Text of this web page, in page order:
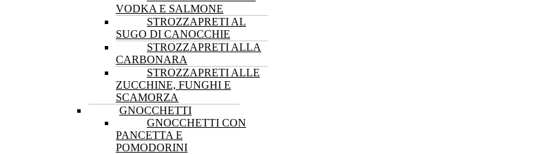
VODKA E SALMONE
STROZZAPRETI AL
SUGO DI CANOCCHIE
STROZZAPRETI ALLA
CARBONARA
STROZZAPRETI ALLE
ZUCCHINE, FUNGHI E
SCAMORZA
GNOCCHETTI
GNOCCHETTI CON
PANCETTA E
POMODORINI